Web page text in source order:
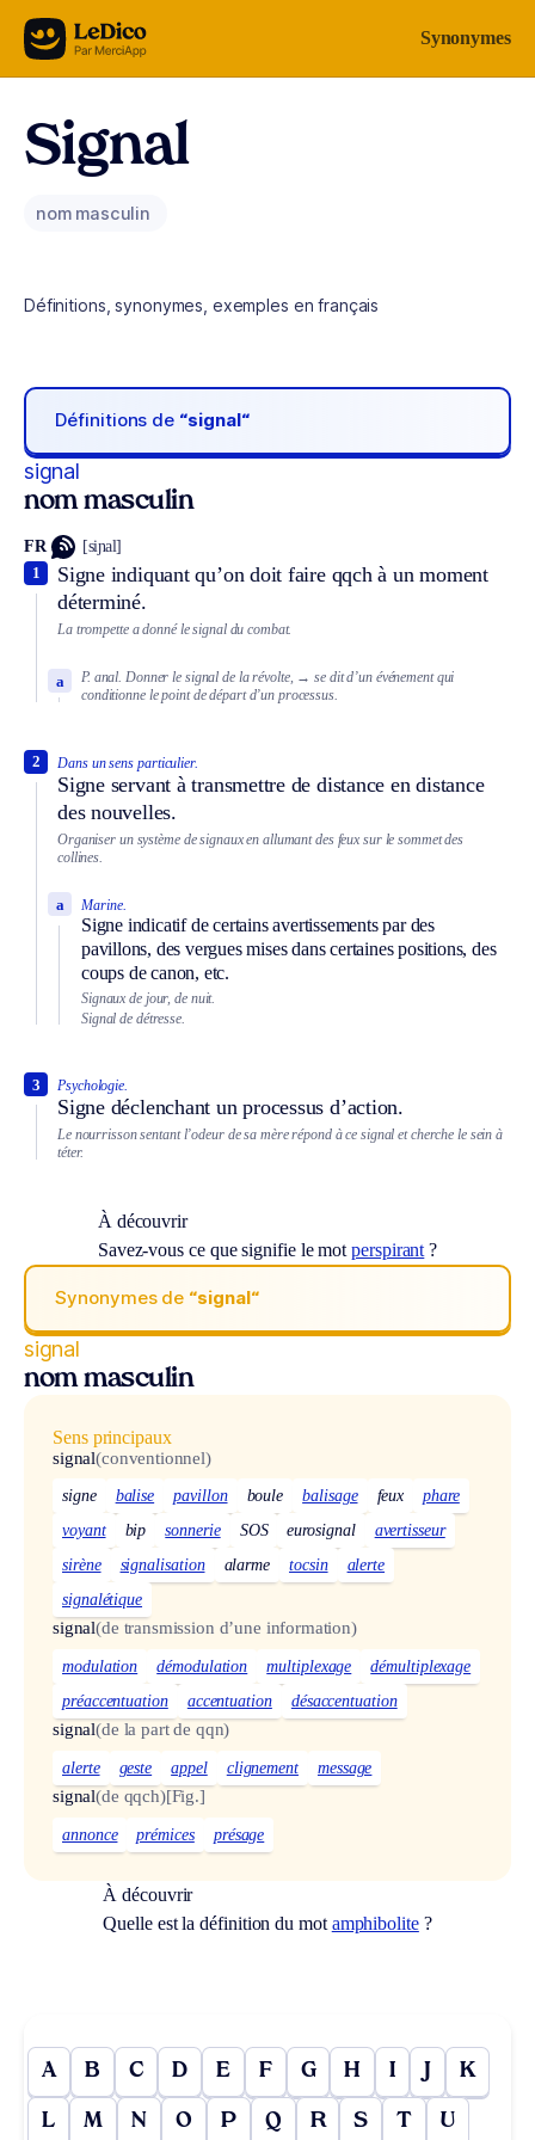
Aller au contenu Synonymes
Signal
nom masculin
Définitions, synonymes, exemples en français
Définitions de “signal“
signal
nom masculin
FR [siɲal]
Signe indiquant qu’on doit faire qqch à un moment
déterminé.
1
La trompette a donné le signal du combat.
a P. anal. Donner le signal de la révolte, → se dit d’un événement qui
conditionne le point de départ d’un processus.
Dans un sens particulier.
Signe servant à transmettre de distance en distance
des nouvelles.
2
Organiser un système de signaux en allumant des feux sur le sommet des
collines.
Marine.
Signe indicatif de certains avertissements par des
pavillons, des vergues mises dans certaines positions, des
coups de canon, etc.
a
Signaux de jour, de nuit.
Signal de détresse.
Psychologie.
Signe déclenchant un processus d’action.
3
Le nourrisson sentant l’odeur de sa mère répond à ce signal et cherche le sein à
téter.
À découvrir
Savez-vous ce que signifie le motperspirant ?
Synonymes de “signal“
signal
nom masculin
Sens principaux
signal(conventionnel)
signe balise pavillon boule balisage feux
phare
voyant
bip sonnerie SOS eurosignal
avertisseur
sirène
signalisation alarme tocsin
alerte
signalétique
signal(de transmission d’une information)
modulation démodulation multiplexage
démultiplexage
préaccentuation
accentuation désaccentuation
signal(de la part de qqn)
alerte geste appel clignement message
signal(de qqch)[Fig.]
annonce prémices présage
À découvrir
Quelle est la définition du mot amphibolite?
A B C D E F G H I J K
L M N O P Q R S T U